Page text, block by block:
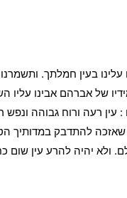
עלינו בעין חמלתך.
של אברהם אבינו
רעה ורוח גבוהה ונפש
שאזכה להתדבק במדותיך
ולא יהיה להרע עין שום